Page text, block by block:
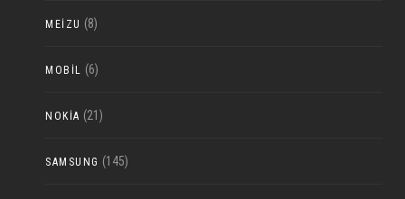
MEIZU (8)
MOBIL (6)
NOKIA (21)
SAMSUNG (145)